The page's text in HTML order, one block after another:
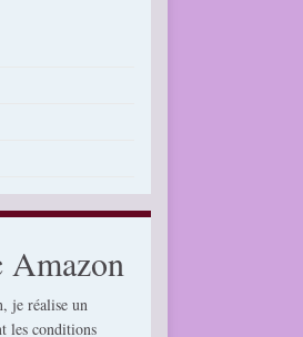
Amazon
je réalise un
les conditions